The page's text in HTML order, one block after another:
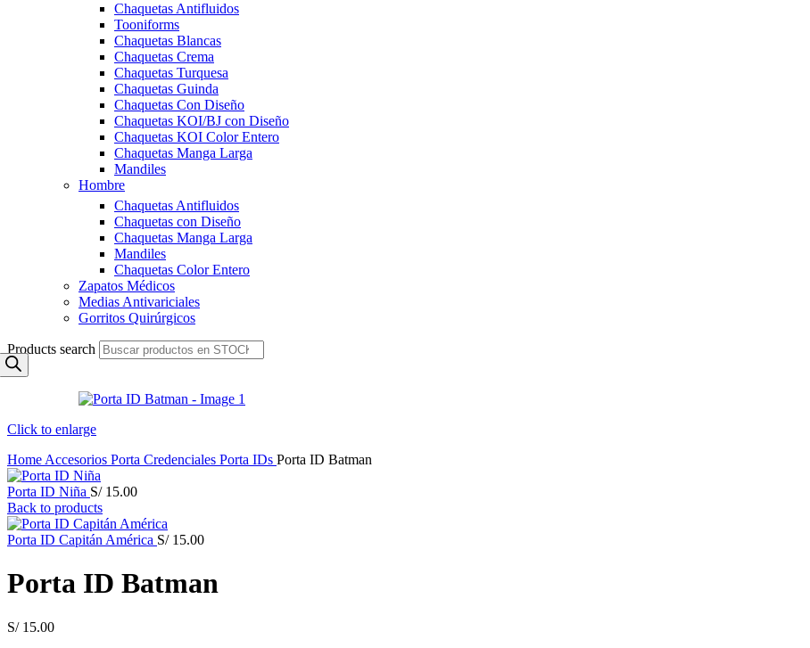
Chaquetas Antifluidos
Tooniforms
Chaquetas Blancas
Chaquetas Crema
Chaquetas Turquesa
Chaquetas Guinda
Chaquetas Con Diseño
Chaquetas KOI/BJ con Diseño
Chaquetas KOI Color Entero
Chaquetas Manga Larga
Mandiles
Hombre
Chaquetas Antifluidos
Chaquetas con Diseño
Chaquetas Manga Larga
Mandiles
Chaquetas Color Entero
Zapatos Médicos
Medias Antivariciales
Gorritos Quirúrgicos
Products search
Click to enlarge
Home Accesorios Porta Credenciales Porta IDs Porta ID Batman
Porta ID Niña S/15.00
Back to products
Porta ID Capitán América S/15.00
Porta ID Batman
S/15.00